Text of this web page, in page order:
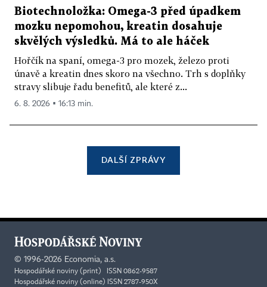
Biotechnoložka: Omega-3 před úpadkem
mozku nepomohou, kreatin dosahuje
skvělých výsledků. Má to ale háček
Hořčík na spaní, omega-3 pro mozek, železo proti
únavě a kreatin dnes skoro na všechno. Trh s doplňky
stravy slibuje řadu benefitů, ale které z...
6. 8. 2026 ▪ 16:13 min.
DALŠÍ ZPRÁVY
© 1996-2026 Economia, a.s.
Hospodářské noviny (print) ISSN 0862-9587
Hospodářské noviny (online) ISSN 2787-950X